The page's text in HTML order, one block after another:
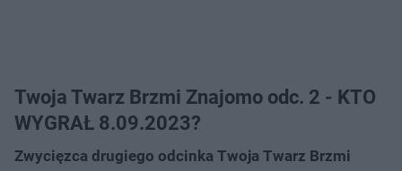
Twoja Twarz Brzmi Znajomo odc. 2 - KTO
WYGRAŁ 8.09.2023?
Zwycięzca drugiego odcinka Twoja Twarz Brzmi